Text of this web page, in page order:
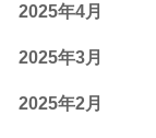
2025年4月
2025年3月
2025年2月